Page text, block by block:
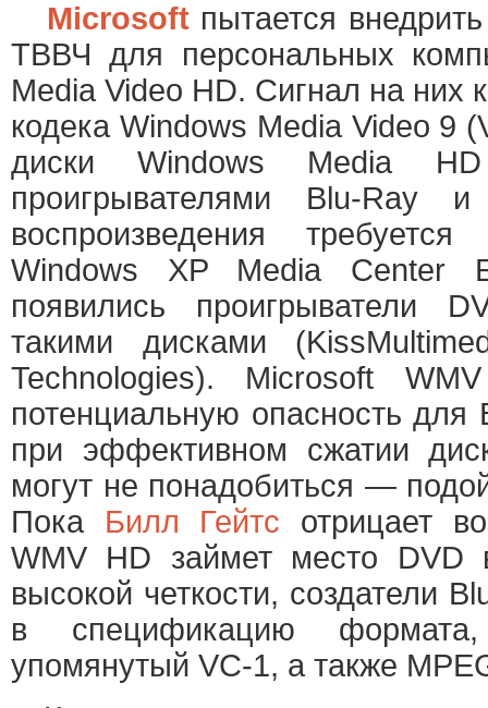
Microsoft пытается
ТВВЧ для персональных
Media Video HD. Сигнал на них
кодека Windows Media Video 9
диски Windows Media
проигрывателями Blu-Ray
воспроизведения
Windows XP Media Center
появились проигрыватели
такими дисками
Technologies). Microsoft
потенциальную опасность для
при эффективном сжатии
могут не понадобиться —
Пока Билл Гейтс отрицает
WMV HD займет место DVD
высокой четкости, создатели
в спецификацию
упомянутый VC-1, а также